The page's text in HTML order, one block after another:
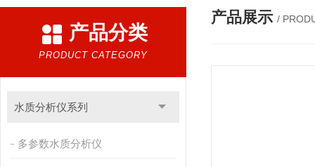
产品分类
PRODUCT CATEGORY
水质分析仪系列
多参数水质分析仪
产品展示 /